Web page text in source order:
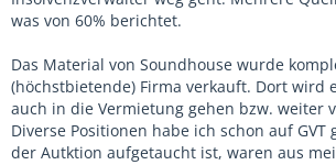
was von 60% berichtet.
Das Material von Soundhouse wurde
(höchstbietende) Firma verkauft. Dort wird
auch in die Vermietung gehen bzw. weiter
Diverse Positionen habe ich schon auf GVT
der Autktion aufgetaucht ist, waren aus